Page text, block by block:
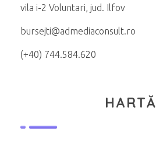
vila i-2 Voluntari, jud. Ilfov
bursejti@admediaconsult.ro
(+40) 744.584.620
HARTĂ